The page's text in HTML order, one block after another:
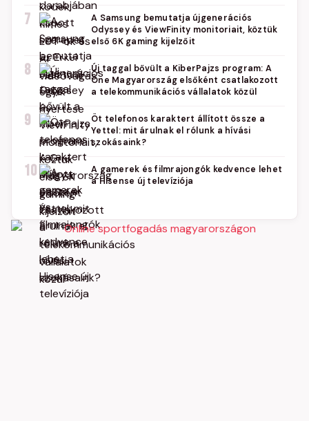
7
A Samsung bemutatja újgenerációs
Odyssey és ViewFinity monitoriait, köztük
első 6K gaming kijelzőit
8
Új taggal bővült a KiberPajzs program: A
One Magyarország elsőként csatlakozott
a telekommunikációs vállalatok közül
9
Öt telefonos karaktert állított össze a
Yettel: mit árulnak el rólunk a hívási
szokásaink?
10
A gamerek és filmrajongók kedvence lehet
a Hisense új televíziója